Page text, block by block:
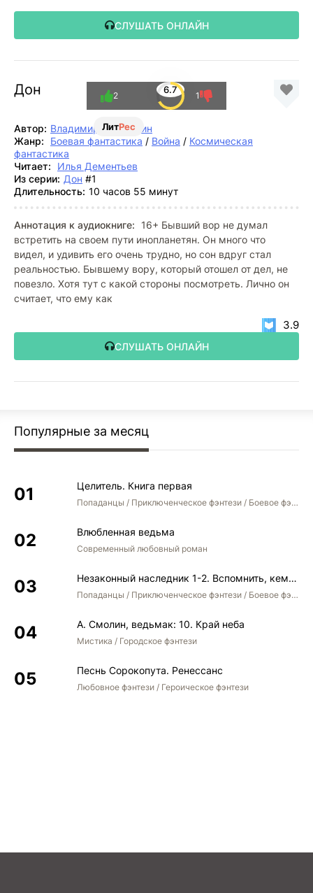
СЛУШАТЬ ОНЛАЙН
Дон
ЛитРес
6.7
2 1
Автор: Владимир Поселягин
Жанр:
Боевая фантастика / Война / Космическая
фантастика
Читает:
Илья Дементьев
Из серии: Дон #1
Длительность: 10 часов 55 минут
Аннотация к аудиокниге:
16+ Бывший вор не думал
встретить на своем пути инопланетян. Он много что
видел, и удивить его очень трудно, но сон вдруг стал
реальностью. Бывшему вору, который отошел от дел, не
повезло. Хотя тут с какой стороны посмотреть. Лично он
считает, что ему как
СЛУШАТЬ ОНЛАЙН
3.9
Популярные за месяц
Целитель. Книга первая
Попаданцы / Приключенческое фэнтези / Боевое фэнтези
Влюбленная ведьма
Современный любовный роман
Незаконный наследник 1-2. Вспомнить, кем был. Стать собой. Остаться собой
Попаданцы / Приключенческое фэнтези / Боевое фэнтези / Юмористическое фэнтези
А. Смолин, ведьмак: 10. Край неба
Мистика / Городское фэнтези
Песнь Сорокопута. Ренессанс
Любовное фэнтези / Героическое фэнтези